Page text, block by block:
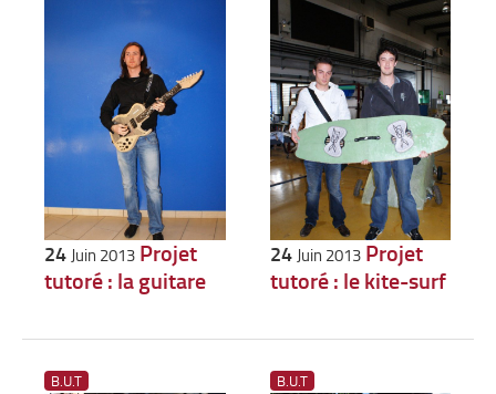
24 Juin 2013 Projet
tutoré : la guitare
24 Juin 2013 Projet
tutoré : le kite-surf
B.U.T B.U.T